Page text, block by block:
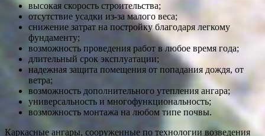
высокая скорость строительства;
отсутствие усадки из-за малого веса;
снижение затрат на постройку благодаря легкому
фундаменту;
возможность проведения работ в любое время года;
длительный срок эксплуатации;
надежная защита помещения от попадания дождя, от
ветра;
возможность дополнительного утепления ангара;
универсальность и многофункциональность;
возможность монтажа на любом типе почвы.
Каркасные ангары, сооруженные по технологии возведения